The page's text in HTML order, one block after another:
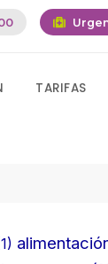
TARIFAS